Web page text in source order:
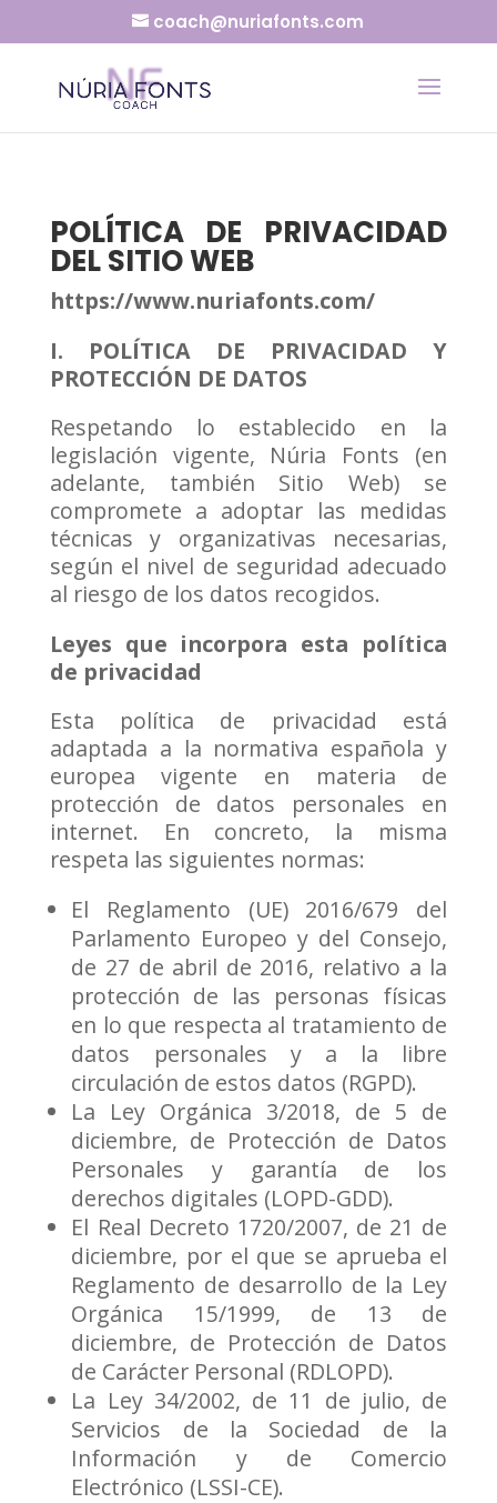
coach@nuriafonts.com
POLÍTICA DE PRIVACIDAD
DEL SITIO WEB
https://www.nuriafonts.com/
I. POLÍTICA DE PRIVACIDAD Y
PROTECCIÓN DE DATOS
Respetando lo establecido en la
legislación vigente, Núria Fonts (en
adelante, también Sitio Web) se
compromete a adoptar las medidas
técnicas y organizativas necesarias,
según el nivel de seguridad adecuado
al riesgo de los datos recogidos.
Leyes que incorpora esta política
de privacidad
Esta política de privacidad está
adaptada a la normativa española y
europea vigente en materia de
protección de datos personales en
internet. En concreto, la misma
respeta las siguientes normas:
El Reglamento (UE) 2016/679 del
Parlamento Europeo y del Consejo,
de 27 de abril de 2016, relativo a la
protección de las personas físicas
en lo que respecta al tratamiento de
datos personales y a la libre
circulación de estos datos (RGPD).
La Ley Orgánica 3/2018, de 5 de
diciembre, de Protección de Datos
Personales y garantía de los
derechos digitales (LOPD-GDD).
El Real Decreto 1720/2007, de 21 de
diciembre, por el que se aprueba el
Reglamento de desarrollo de la Ley
Orgánica 15/1999, de 13 de
diciembre, de Protección de Datos
de Carácter Personal (RDLOPD).
La Ley 34/2002, de 11 de julio, de
Servicios de la Sociedad de la
Información y de Comercio
Electrónico (LSSI-CE).